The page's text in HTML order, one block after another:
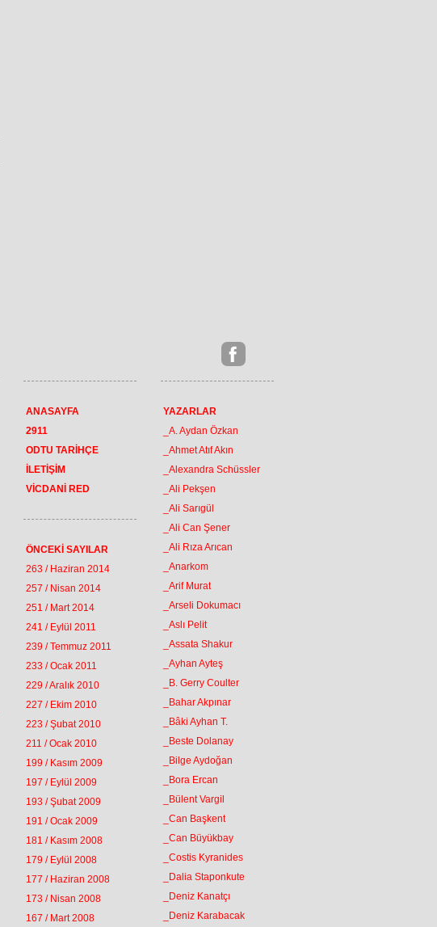
ANASAYFA
2911
ODTU TARİHÇE
İLETİŞİM
VİCDANİ RED
ÖNCEKİ SAYILAR
263 / Haziran 2014
257 / Nisan 2014
251 / Mart 2014
241 / Eylül 2011
239 / Temmuz 2011
233 / Ocak 2011
229 / Aralık 2010
227 / Ekim 2010
223 / Şubat 2010
211 / Ocak 2010
199 / Kasım 2009
197 / Eylül 2009
193 / Şubat 2009
191 / Ocak 2009
181 / Kasım 2008
179 / Eylül 2008
177 / Haziran 2008
173 / Nisan 2008
167 / Mart 2008
YAZARLAR
_A. Aydan Özkan
_Ahmet Atıf Akın
_Alexandra Schüssler
_Ali Pekşen
_Ali Sarıgül
_Ali Can Şener
_Ali Rıza Arıcan
_Anarkom
_Arif Murat
_Arseli Dokumacı
_Aslı Pelit
_Assata Shakur
_Ayhan Ayteş
_B. Gerry Coulter
_Bahar Akpınar
_Bâki Ayhan T.
_Beste Dolanay
_Bilge Aydoğan
_Bora Ercan
_Bülent Vargil
_Can Başkent
_Can Büyükbay
_Costis Kyranides
_Dalia Staponkute
_Deniz Kanatçı
_Deniz Karabacak